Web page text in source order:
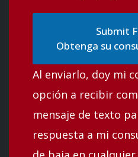
Obtenga su
Al enviarlo, doy mi
opción a recibir
mensaje de texto
respuesta a mi